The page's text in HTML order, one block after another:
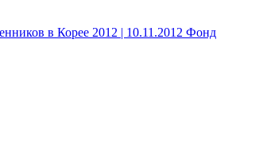
в Корее 2012 | 10.11.2012 Фонд